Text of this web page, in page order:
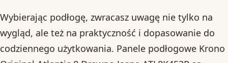
Wybierając podłogę, zwracasz uwagę nie tylko na
wygląd, ale też na praktyczność i dopasowanie do
codziennego użytkowania. Panele podłogowe Krono